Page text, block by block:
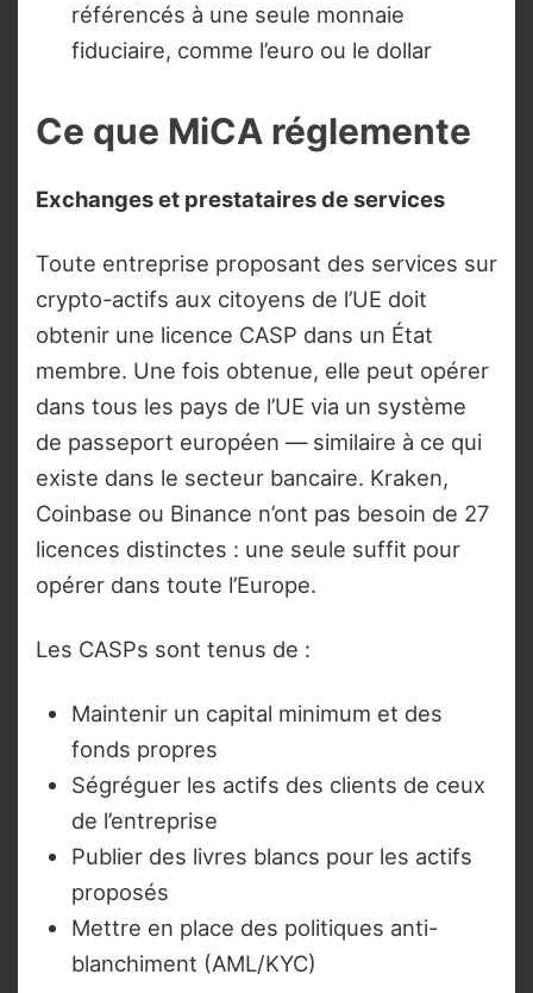
référencés à une seule monnaie
fiduciaire, comme l’euro ou le dollar
Ce que MiCA réglemente
Exchanges et prestataires de services
Toute entreprise proposant des services sur
crypto-actifs aux citoyens de l’UE doit
obtenir une licence CASP dans un État
membre. Une fois obtenue, elle peut opérer
dans tous les pays de l’UE via un système
de passeport européen — similaire à ce qui
existe dans le secteur bancaire. Kraken,
Coinbase ou Binance n’ont pas besoin de 27
licences distinctes : une seule suffit pour
opérer dans toute l’Europe.
Les CASPs sont tenus de :
Maintenir un capital minimum et des
fonds propres
Ségréguer les actifs des clients de ceux
de l’entreprise
Publier des livres blancs pour les actifs
proposés
Mettre en place des politiques anti-
blanchiment (AML/KYC)